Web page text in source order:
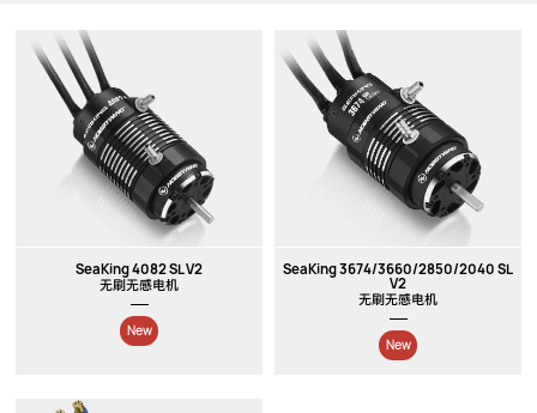
SeaKing 4082 SL V2
无刷无感电机
SeaKing 3674/3660/2850/2040 SL
V2
无刷无感电机